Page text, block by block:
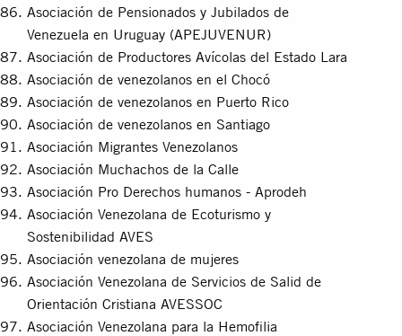
Asociación de Pensionados y Jubilados de
Venezuela en Uruguay (APEJUVENUR)
Asociación de Productores Avícolas del Estado Lara
Asociación de venezolanos en el Chocó
Asociación de venezolanos en Puerto Rico
Asociación de venezolanos en Santiago
Asociación Migrantes Venezolanos
Asociación Muchachos de la Calle
Asociación Pro Derechos humanos - Aprodeh
Asociación Venezolana de Ecoturismo y
Sostenibilidad AVES
Asociación venezolana de mujeres
Asociación Venezolana de Servicios de Salid de
Orientación Cristiana AVESSOC
Asociación Venezolana para la Hemofilia